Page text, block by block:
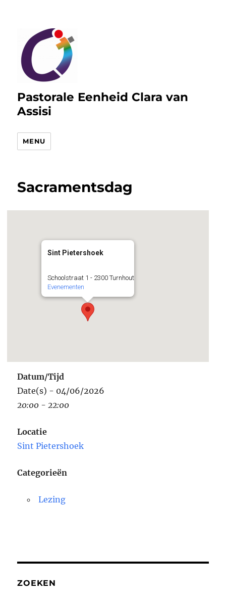
Pastorale Eenheid Clara van
Assisi
MENU
Sacramentsdag
Sint Pietershoek
Schoolstraat 1 - 2300 Turnhout
Evenementen
Datum/Tijd
Date(s) - 04/06/2026
20:00 - 22:00
Locatie
Sint Pietershoek
Categorieën
Lezing
ZOEKEN